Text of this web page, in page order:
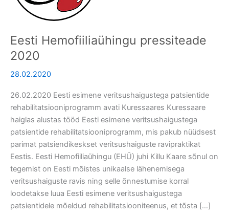
Eesti Hemofiiliaühingu pressiteade
2020
28.02.2020
26.02.2020 Eesti esimene veritsushaigustega patsientide
rehabilitatsiooniprogramm avati Kuressaares Kuressaare
haiglas alustas tööd Eesti esimene veritsushaigustega
patsientide rehabilitatsiooniprogramm, mis pakub nüüdsest
parimat patsiendikeskset veritsushaiguste ravipraktikat
Eestis. Eesti Hemofiiliaühingu (EHÜ) juhi Killu Kaare sõnul on
tegemist on Eesti mõistes unikaalse lähenemisega
veritsushaiguste ravis ning selle õnnestumise korral
loodetakse luua Eesti esimene veritsushaigustega
patsientidele mõeldud rehabilitatsiooniteenus, et tõsta […]